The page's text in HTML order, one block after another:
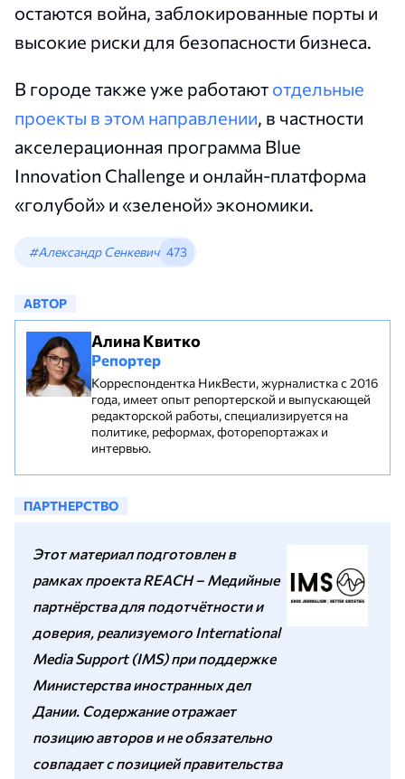
остаются война, заблокированные порты и
высокие риски для безопасности бизнеса.
В городе также уже работают отдельные
проекты в этом направлении, в частности
акселерационная программа Blue
Innovation Challenge и онлайн-платформа
«голубой» и «зеленой» экономики.
#Александр Сенкевич 473
АВТОР
Алина Квитко
Репортер
Корреспондентка НикВести, журналистка с 2016
года, имеет опыт репортерской и выпускающей
редакторской работы, специализируется на
политике, реформах, фоторепортажах и
интервью.
ПАРТНЕРСТВО
Этот материал подготовлен в
рамках проекта REACH – Медийные
партнёрства для подотчётности и
доверия, реализуемого International
Media Support (IMS) при поддержке
Министерства иностранных дел
Дании. Содержание отражает
позицию авторов и не обязательно
совпадает с позицией правительства